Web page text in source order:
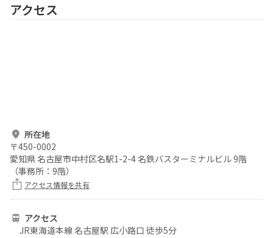
アクセス
所在地
〒450-0002
愛知県 名古屋市中村区名駅1-2-4 名鉄バスターミナルビル 9階
（事務所：9階）
アクセス情報を共有
アクセス
JR東海道本線 名古屋駅 広小路口 徒歩5分